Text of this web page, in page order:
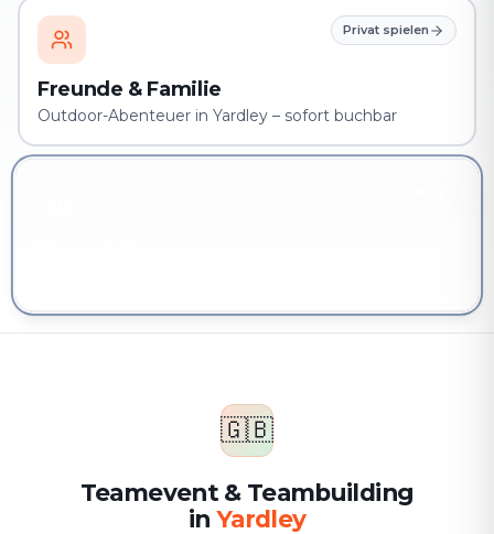
Privat spielen
Freunde & Familie
Outdoor-Abenteuer in Yardley – sofort buchbar
🇬🇧
Teamevent & Teambuilding
in Yardley